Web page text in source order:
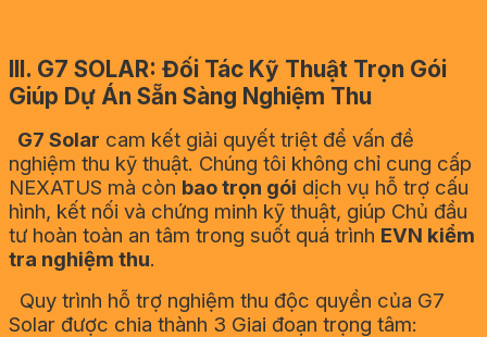
III. G7 SOLAR: Đối Tác Kỹ Thuật Trọn Gói
Giúp Dự Án Sẵn Sàng Nghiệm Thu
G7 Solar cam kết giải quyết triệt để vấn đề
nghiệm thu kỹ thuật. Chúng tôi không chỉ cung cấp
NEXATUS mà còn bao trọn gói dịch vụ hỗ trợ cấu
hình, kết nối và chứng minh kỹ thuật, giúp Chủ đầu
tư hoàn toàn an tâm trong suốt quá trình EVN kiểm
tra nghiệm thu.
Quy trình hỗ trợ nghiệm thu độc quyền của G7
Solar được chia thành 3 Giai đoạn trọng tâm: